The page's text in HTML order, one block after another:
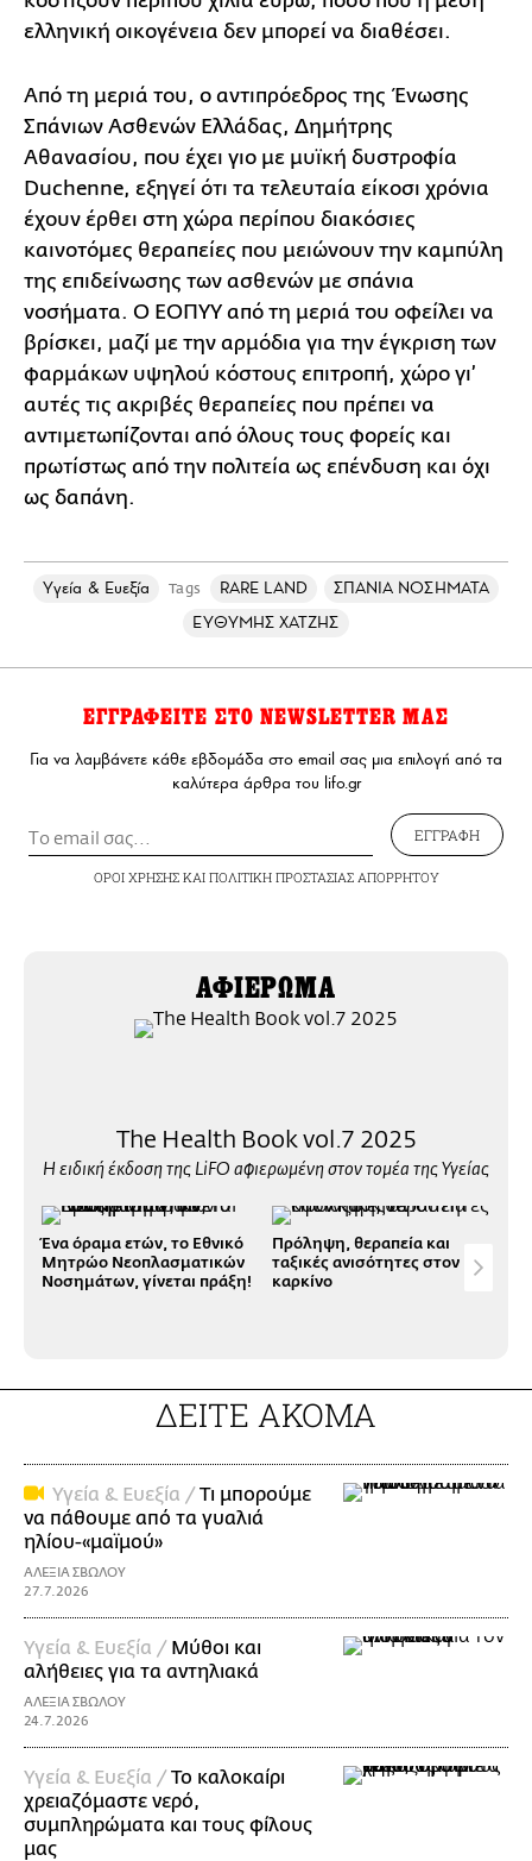
ελληνική οικογένεια δεν μπορεί να διαθέσει.
Από τη μεριά του, ο αντιπρόεδρος της Ένωσης
Σπάνιων Ασθενών Ελλάδας, Δημήτρης
Αθανασίου, που έχει γιο με μυϊκή δυστροφία
Duchenne, εξηγεί ότι τα τελευταία είκοσι χρόνια
έχουν έρθει στη χώρα περίπου διακόσιες
καινοτόμες θεραπείες που μειώνουν την καμπύλη
της επιδείνωσης των ασθενών με σπάνια
νοσήματα. Ο ΕΟΠΥΥ από τη μεριά του οφείλει να
βρίσκει, μαζί με την αρμόδια για την έγκριση των
φαρμάκων υψηλού κόστους επιτροπή, χώρο γι’
αυτές τις ακριβές θεραπείες που πρέπει να
αντιμετωπίζονται από όλους τους φορείς και
πρωτίστως από την πολιτεία ως επένδυση και όχι
ως δαπάνη.
Υγεία & Ευεξία Tags RARE LAND
ΣΠΑΝΙΑ ΝΟΣΗΜΑΤΑ
ΕΥΘΥΜΗΣ ΧΑΤΖΗΣ
ΕΓΓΡΑΦΕΙΤΕ ΣΤΟ NEWSLETTER ΜΑΣ
Για να λαμβάνετε κάθε εβδομάδα στο email σας μια επιλογή από τα
καλύτερα άρθρα του lifo.gr
ΕΓΓΡΑΦΗ
ΟΡΟΙ ΧΡΗΣΗΣΚΑΙ ΠΟΛΙΤΙΚΗ ΠΡΟΣΤΑΣΙΑΣ ΑΠΟΡΡΗΤΟΥ
ΑΦΙΕΡΩΜΑ
The Health Book vol.7 2025
Η ειδική έκδοση της LiFO αφιερωμένη στον τομέα της Υγείας
Ένα όραμα ετών, το Εθνικό
Μητρώο Νεοπλασματικών
Νοσημάτων, γίνεται πράξη!
Πρόληψη, θεραπεία και
ταξικές ανισότητες στον
καρκίνο
ΔΕΙΤΕ ΑΚΟΜΑ
Υγεία & Ευεξία /Τι μπορούμε
να πάθουμε από τα γυαλιά
ηλίου-«μαϊμού»
ΑΛΕΞΙΑ ΣΒΩΛΟΥ
27.7.2026
Υγεία & Ευεξία / Μύθοι και
αλήθειες για τα αντηλιακά
ΑΛΕΞΙΑ ΣΒΩΛΟΥ
24.7.2026
Υγεία & Ευεξία /Το καλοκαίρι
χρειαζόμαστε νερό,
συμπληρώματα και τους φίλους
μας